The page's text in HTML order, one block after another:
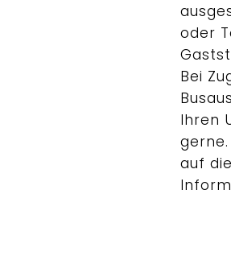
oder
Bei
Ihren
auf